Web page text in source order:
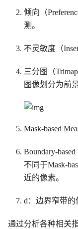
倾向（
测。
不灵敏度（
三分图（
图像划分为前
Mask-based
Boundary-
不同于Mask-
近的像素。
d：边界窄带的
通过分析各种相关